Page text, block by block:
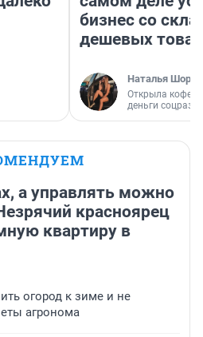
бизнес со
дешевых
Наталья
Открыла
деньги
а управлять можно
красноярец
квартиру в
огород к зиме и не
агронома